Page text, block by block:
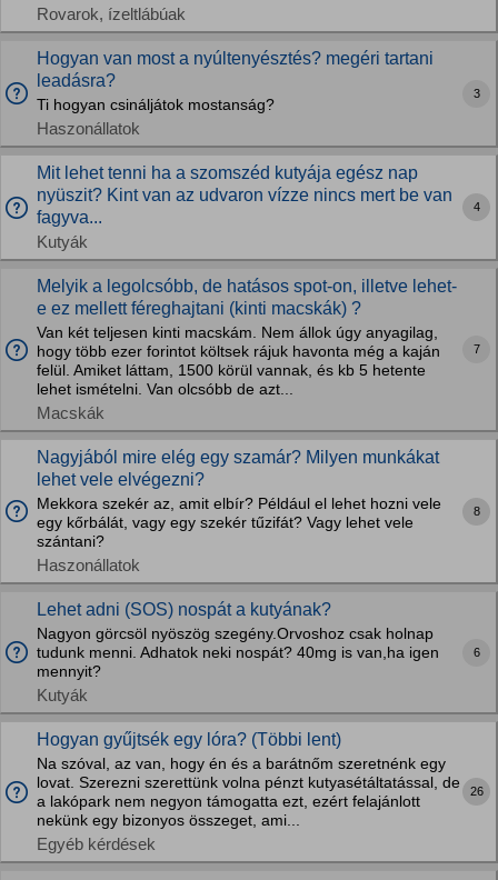
Rovarok, ízeltlábúak
Hogyan van most a nyúltenyésztés? megéri tartani
leadásra?
Ti hogyan csináljátok mostanság?
Haszonállatok
3
Mit lehet tenni ha a szomszéd kutyája egész nap
nyüszit? Kint van az udvaron vízze nincs mert be van
fagyva...
Kutyák
4
Melyik a legolcsóbb, de hatásos spot-on, illetve lehet-
e ez mellett féreghajtani (kinti macskák) ?
Van két teljesen kinti macskám. Nem állok úgy anyagilag,
hogy több ezer forintot költsek rájuk havonta még a kaján
felül. Amiket láttam, 1500 körül vannak, és kb 5 hetente
lehet ismételni. Van olcsóbb de azt...
Macskák
7
Nagyjából mire elég egy szamár? Milyen munkákat
lehet vele elvégezni?
Mekkora szekér az, amit elbír? Például el lehet hozni vele
egy kőrbálát, vagy egy szekér tűzifát? Vagy lehet vele
szántani?
Haszonállatok
8
Lehet adni (SOS) nospát a kutyának?
Nagyon görcsöl nyöszög szegény.Orvoshoz csak holnap
tudunk menni. Adhatok neki nospát? 40mg is van,ha igen
mennyit?
Kutyák
6
Hogyan gyűjtsék egy lóra? (Többi lent)
Na szóval, az van, hogy én és a barátnőm szeretnénk egy
lovat. Szerezni szerettünk volna pénzt kutyasétáltatással, de
a lakópark nem negyon támogatta ezt, ezért felajánlott
nekünk egy bizonyos összeget, ami...
Egyéb kérdések
26